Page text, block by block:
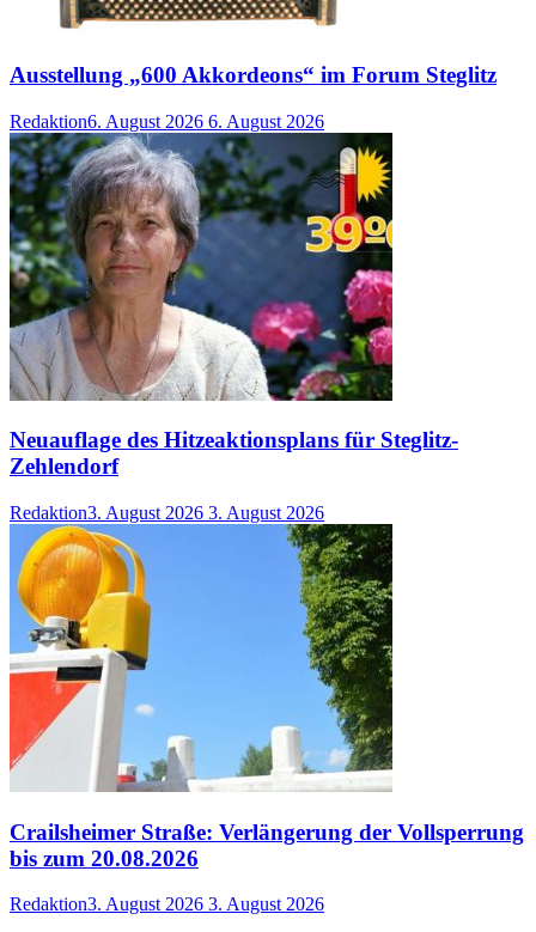
Ausstellung „600 Akkordeons“ im Forum Steglitz
Redaktion6. August 2026 6. August 2026
Neuauflage des Hitzeaktionsplans für Steglitz-
Zehlendorf
Redaktion3. August 2026 3. August 2026
Crailsheimer Straße: Verlängerung der Vollsperrung
bis zum 20.08.2026
Redaktion3. August 2026 3. August 2026